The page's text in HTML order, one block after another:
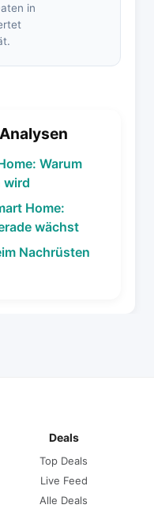
in
Warum
wird
Home:
wächst
Nachrüsten
Deals
Top Deals
Live Feed
Alle Deals